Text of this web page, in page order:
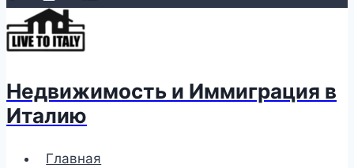
Недвижимость и Иммиграция в
Италию
Главная